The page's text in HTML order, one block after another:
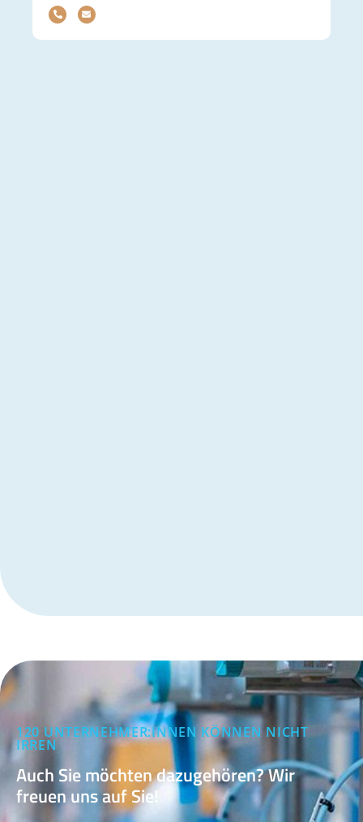
120 UNTERNEHMER:INNEN KÖNNEN NICHT
IRREN
Auch Sie möchten dazugehören? Wir
freuen uns auf Sie!